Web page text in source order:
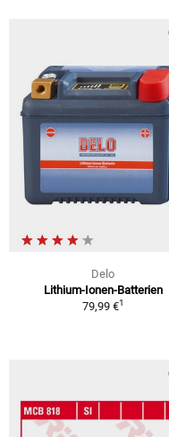
Delo
Lithium-Ionen-Batterien
79,99 €1